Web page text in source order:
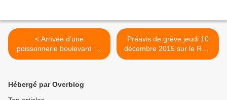
< Arrivée d’une
poissonnerie boulevard de
Strasbourg à Aulnay-sous-
Préavis de grève jeudi 10
décembre 2015 sur le RER
A >
Hébergé par Overblog